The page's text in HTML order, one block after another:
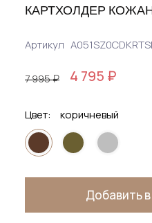
КАРТХОЛДЕР
Артикул
7 995 ₽ 4 795 ₽
Цвет: коричневый
Добавить